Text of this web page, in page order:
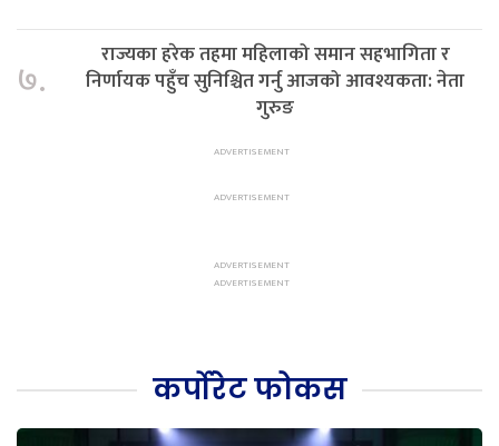
७.
राज्यका हरेक तहमा महिलाको समान सहभागिता र
निर्णायक पहुँच सुनिश्चित गर्नु आजको आवश्यकता: नेता
गुरुङ
कर्पोरेट फोकस